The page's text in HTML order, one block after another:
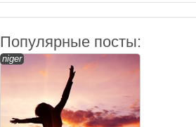
Популярные посты:
niger